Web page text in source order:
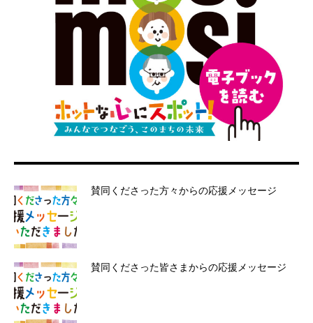
賛同くださった方々からの応援メッセージ
賛同くださった皆さまからの応援メッセージ